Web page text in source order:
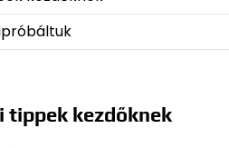
tippek kezdőknek